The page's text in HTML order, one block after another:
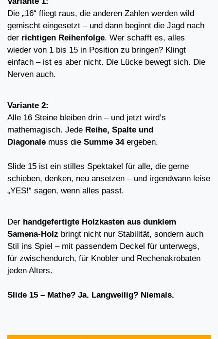
Die „16“ fliegt raus, die anderen Zahlen werden wild
gemischt eingesetzt – und dann beginnt die Jagd nach
der richtigen Reihenfolge. Wer schafft es, alles
wieder von 1 bis 15 in Position zu bringen? Klingt
einfach – ist es aber nicht. Die Lücke bewegt sich. Die
Nerven auch.
Variante 2:
Alle 16 Steine bleiben drin – und jetzt wird’s
mathemagisch. Jede Reihe, Spalte und
Diagonale muss die Summe 34ergeben.
Slide 15 ist ein stilles Spektakel für alle, die gerne
schieben, denken, neu ansetzen – und irgendwann leise
„YES!“ sagen, wenn alles passt.
Der handgefertigte Holzkasten aus dunklem
Samena-Holz bringt nicht nur Stabilität, sondern auch
Stil ins Spiel – mit passendem Deckel für unterwegs,
für zwischendurch, für Knobler und Rechenakrobaten
jeden Alters.
Slide 15 – Mathe? Ja. Langweilig? Niemals.